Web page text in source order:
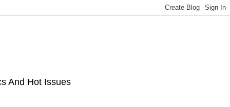
And Hot Issues